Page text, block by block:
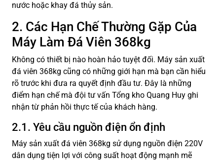
nước hoặc khay đá thủy sản.
2. Các Hạn Chế Thường Gặp Của
Máy Làm Đá Viên 368kg
Không có thiết bị nào hoàn hảo tuyệt đối. Máy sản xuất
đá viên 368kg cũng có những giới hạn mà bạn cần hiểu
rõ trước khi đưa ra quyết định đầu tư. Đây là những
điểm hạn chế mà đội tư vấn Tổng kho Quang Huy ghi
nhận từ phản hồi thực tế của khách hàng.
2.1. Yêu cầu nguồn điện ổn định
Máy sản xuất đá viên 368kg sử dụng nguồn điện 220V
dân dụng tiện lợi với công suất hoạt động mạnh mẽ